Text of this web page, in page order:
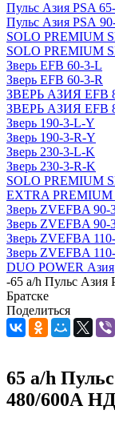
Пульс Азия PSA
Пульс Азия PSА
SOLO PREMIUM
SOLO PREMIUM
Зверь EFB 60-3-L
Зверь EFB 60-3-R
ЗВЕРЬ АЗИЯ EFB
ЗВЕРЬ АЗИЯ EFB
Зверь 190-3-L-Y
Зверь 190-3-R-Y
Зверь 230-3-L-K
Зверь 230-3-R-K
SOLO PREMIUM
EXTRA PREMIUM
Зверь ZVEFBA 90-
Зверь ZVEFBA 90-
Зверь ZVEFBA
Зверь ZVEFBA
DUO POWER Азия
-65 a/h Пульс
Братске
Поделиться
65 a/h
480/600А